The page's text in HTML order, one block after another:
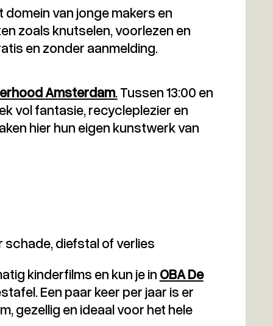
van jonge makers en
zoals knutselen, voorlezen en
en zonder aanmelding.
Amsterdam.Tussen 13:00 en
vol fantasie, recycleplezier en
hier hun eigen kunstwerk van
schade, diefstal of verlies
kinderfilms en kun je in OBA De
Een paar keer per jaar is er
gezellig en ideaal voor het hele